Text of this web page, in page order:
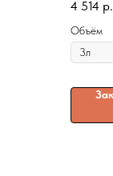
4 514 р.
Объём